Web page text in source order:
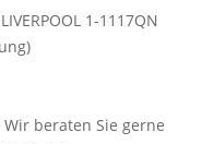
1-1117QN